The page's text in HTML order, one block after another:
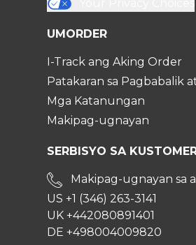
UMORDER
I-Track ang Aking Order
Patakaran sa Pagbabalik
Mga Katanungan
Makipag-ugnayan
SERBISYO SA
Makipag-ugnayan sa
US +1 (346) 263-3141
UK +442080891401
DE +498004009820